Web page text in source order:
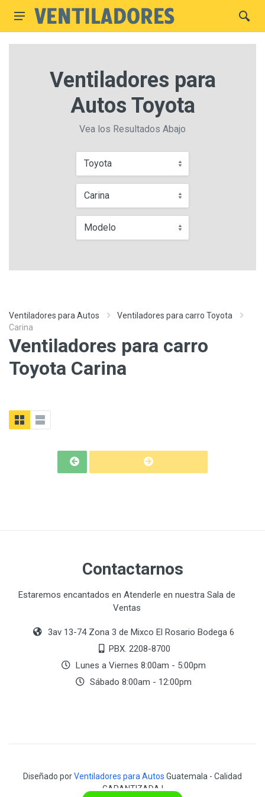
Ventiladores para
Autos Toyota
Vea los Resultados Abajo
Toyota
Carina
Modelo
Ventiladores para Autos
Ventiladores para carro Toyota
Carina
Ventiladores para carro
Toyota Carina
Contactarnos
Estaremos encantados en Atenderle en nuestra Sala de
Ventas
3av 13-74 Zona 3 de Mixco El Rosario Bodega 6
PBX. 2208-8700
Lunes a Viernes 8:00am - 5:00pm
Sábado 8:00am - 12:00pm
Diseñado porVentiladores para Autos Guatemala - Calidad
GARANTIZADA !